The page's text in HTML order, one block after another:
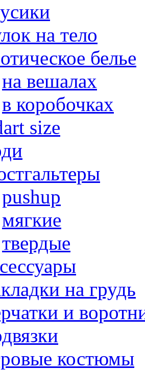
на тело
белье
на вешалах
в коробочках
size
pushup
мягкие
твердые
на грудь
и
костюмы